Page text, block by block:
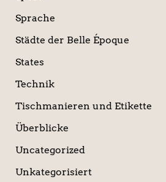
Sprache
Städte der Belle Époque
States
Technik
Tischmanieren und Etikette
Überblicke
Uncategorized
Unkategorisiert